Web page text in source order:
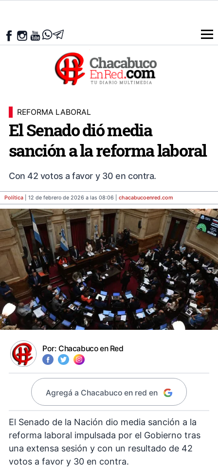
REFORMA LABORAL
El Senado dió media
sanción a la reforma laboral
Con 42 votos a favor y 30 en contra.
Política | 12 de febrero de 2026 a las 08:06 | chacabucoenred.com
Por: Chacabuco en Red
Agregá a Chacabuco en red en
El Senado de la Nación dio media sanción a la
reforma laboral impulsada por el Gobierno tras
una extensa sesión y con un resultado de 42
votos a favor y 30 en contra.